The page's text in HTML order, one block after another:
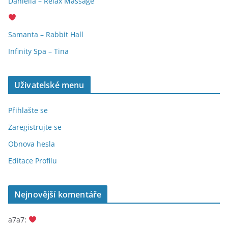
Samanta – Rabbit Hall
Infinity Spa – Tina
Uživatelské menu
Přihlašte se
Zaregistrujte se
Obnova hesla
Editace Profilu
Nejnovější komentáře
a7a7: